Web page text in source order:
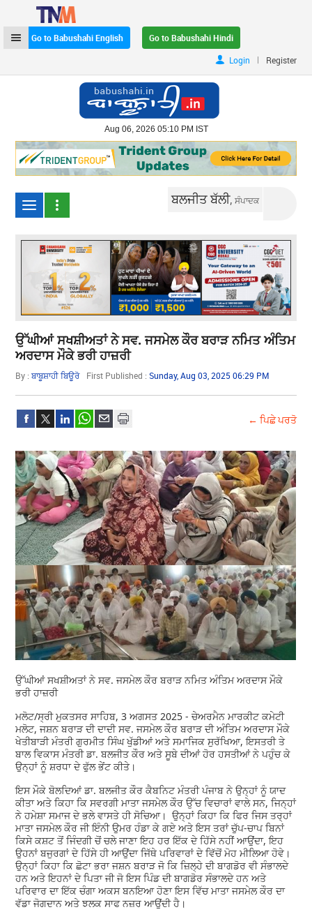
Go to Babushahi English
Go to Babushahi Hindi
Login
| Register
Aug 06, 2026 05:10 PM IST
ਬਲਜੀਤ ਬੱਲੀ,ਸੰਪਾਦਕ
ਉੱਘੀਆਂ ਸਖਸ਼ੀਅਤਾਂ ਨੇ ਸਵ. ਜਸਮੇਲ ਕੌਰ ਬਰਾੜ ਨਮਿਤ ਅੰਤਿਮ
ਅਰਦਾਸ ਮੌਕੇ ਭਰੀ ਹਾਜ਼ਰੀ
By :ਬਾਬੂਸ਼ਾਹੀ ਬਿਊਰੋ First Published :Sunday, Aug 03, 2025 06:29 PM
← ਪਿਛੇ ਪਰਤੋ
ਉੱਘੀਆਂ ਸਖਸ਼ੀਅਤਾਂ ਨੇ ਸਵ. ਜਸਮੇਲ ਕੌਰ ਬਰਾੜ ਨਮਿਤ ਅੰਤਿਮ ਅਰਦਾਸ ਮੌਕੇ
ਭਰੀ ਹਾਜ਼ਰੀ
ਮਲੋਟ/ਸ੍ਰੀ ਮੁਕਤਸਰ ਸਾਹਿਬ, 3 ਅਗਸਤ 2025 - ਚੇਅਰਮੈਨ ਮਾਰਕੀਟ ਕਮੇਟੀ
ਮਲੋਟ, ਜਸ਼ਨ ਬਰਾੜ ਦੀ ਦਾਦੀ ਸਵ. ਜਸਮੇਲ ਕੌਰ ਬਰਾੜ ਦੀ ਅੰਤਿਮ ਅਰਦਾਸ ਮੌਕੇ
ਖੇਤੀਬਾੜੀ ਮੰਤਰੀ ਗੁਰਮੀਤ ਸਿੰਘ ਖੁੱਡੀਆਂ ਅਤੇ ਸਮਾਜਿਕ ਸੁਰੱਖਿਆ, ਇਸਤਰੀ ਤੇ
ਬਾਲ ਵਿਕਾਸ ਮੰਤਰੀ ਡਾ. ਬਲਜੀਤ ਕੌਰ ਅਤੇ ਸੂਬੇ ਦੀਆਂ ਹੋਰ ਹਸਤੀਆਂ ਨੇ ਪਹੁੰਚ ਕੇ
ਉਨ੍ਹਾਂ ਨੂੰ ਸ਼ਰਧਾ ਦੇ ਫੁੱਲ ਭੇਂਟ ਕੀਤੇ।
ਇਸ ਮੌਕੇ ਬੋਲਦਿਆਂ ਡਾ. ਬਲਜੀਤ ਕੌਰ ਕੈਬਨਿਟ ਮੰਤਰੀ ਪੰਜਾਬ ਨੇ ਉਨ੍ਹਾਂ ਨੂੰ ਯਾਦ
ਕੀਤਾ ਅਤੇ ਕਿਹਾ ਕਿ ਸਵਰਗੀ ਮਾਤਾ ਜਸਮੇਲ ਕੌਰ ਉੱਚ ਵਿਚਾਰਾਂ ਵਾਲੇ ਸਨ, ਜਿਨ੍ਹਾਂ
ਨੇ ਹਮੇਸ਼ਾ ਸਮਾਜ ਦੇ ਭਲੇ ਵਾਸਤੇ ਹੀ ਸੋਚਿਆ। ਉਨ੍ਹਾਂ ਕਿਹਾ ਕਿ ਫਿਰ ਜਿਸ ਤਰ੍ਹਾਂ
ਮਾਤਾ ਜਸਮੇਲ ਕੌਰ ਜੀ ਇੰਨੀ ਉਮਰ ਹੰਡਾ ਕੇ ਗਏ ਅਤੇ ਇਸ ਤਰਾਂ ਚੁੱਪ-ਚਾਪ ਬਿਨਾਂ
ਕਿਸੇ ਕਸ਼ਟ ਤੋਂ ਜਿੰਦਗੀ ਚੋਂ ਚਲੇ ਜਾਣਾ ਇਹ ਹਰ ਇੱਕ ਦੇ ਹਿੱਸੇ ਨਹੀਂ ਆਉਂਦਾ, ਇਹ
ਉਹਨਾਂ ਬਜੁਰਗਾਂ ਦੇ ਹਿੱਸੇ ਹੀ ਆਉਂਦਾ ਜਿੱਥੇ ਪਰਿਵਾਰਾਂ ਦੇ ਵਿੱਚੋਂ ਮੋਹ ਮੀਲਿਆ ਹੋਵੇ।
ਉਨ੍ਹਾਂ ਕਿਹਾ ਕਿ ਛੋਟਾ ਭਰਾ ਜਸ਼ਨ ਬਰਾੜ ਜੋ ਕਿ ਜ਼ਿਲ੍ਹੇ ਦੀ ਬਾਗਡੋਰ ਵੀ ਸੰਭਾਲਦੇ
ਹਨ ਅਤੇ ਇਹਨਾਂ ਦੇ ਪਿਤਾ ਜੀ ਜੋ ਇਸ ਪਿੰਡ ਦੀ ਬਾਗਡੋਰ ਸੰਭਾਲਦੇ ਹਨ ਅਤੇ
ਪਰਿਵਾਰ ਦਾ ਇੱਕ ਚੰਗਾ ਅਕਸ ਬਨਇਆ ਹੋਣਾ ਇਸ ਵਿੱਚ ਮਾਤਾ ਜਸਮੇਲ ਕੌਰ ਦਾ
ਵੱਡਾ ਜੋਗਦਾਨ ਅਤੇ ਝਲਕ ਸਾਫ ਨਜ਼ਰ ਆਉਂਦੀ ਹੈ।